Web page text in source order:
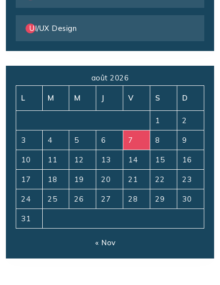
UI/UX Design
août 2026
L M M J V S D
1 2
3 4 5 6 7 8 9
10 11 12 13 14 15 16
17 18 19 20 21 22 23
24 25 26 27 28 29 30
31
« Nov